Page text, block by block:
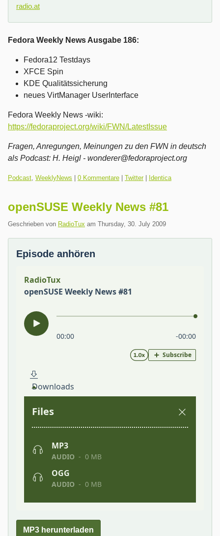
radio.at
Fedora Weekly News Ausgabe 186:
Fedora12 Testdays
XFCE Spin
KDE Qualitätssicherung
neues VirtManager UserInterface
Fedora Weekly News -wiki:
https://fedoraproject.org/wiki/FWN/LatestIssue
Fragen, Anregungen, Meinungen zu den FWN in deutsch
als Podcast: H. Heigl - wonderer@fedoraproject.org
Kategorien:
Podcast WeeklyNews 0 Kommentare Twitter| Identica
openSUSE Weekly News #81
Geschrieben von RadioTux am Thursday, 30. July 2009
Episode anhören
MP3 herunterladen